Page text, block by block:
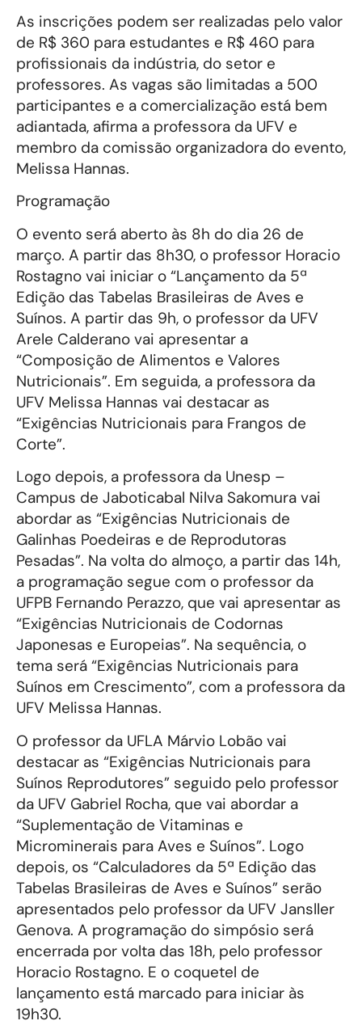
As inscrições podem ser realizadas pelo valor
de R$ 360 para estudantes e R$ 460 para
profissionais da indústria, do setor e
professores. As vagas são limitadas a 500
participantes e a comercialização está bem
adiantada, afirma a professora da UFV e
membro da comissão organizadora do evento,
Melissa Hannas.
Programação
O evento será aberto às 8h do dia 26 de
março. A partir das 8h30, o professor Horacio
Rostagno vai iniciar o “Lançamento da 5ª
Edição das Tabelas Brasileiras de Aves e
Suínos. A partir das 9h, o professor da UFV
Arele Calderano vai apresentar a
“Composição de Alimentos e Valores
Nutricionais”. Em seguida, a professora da
UFV Melissa Hannas vai destacar as
“Exigências Nutricionais para Frangos de
Corte”.
Logo depois, a professora da Unesp –
Campus de Jaboticabal Nilva Sakomura vai
abordar as “Exigências Nutricionais de
Galinhas Poedeiras e de Reprodutoras
Pesadas”. Na volta do almoço, a partir das 14h,
a programação segue com o professor da
UFPB Fernando Perazzo, que vai apresentar as
“Exigências Nutricionais de Codornas
Japonesas e Europeias”. Na sequência, o
tema será “Exigências Nutricionais para
Suínos em Crescimento”, com a professora da
UFV Melissa Hannas.
O professor da UFLA Márvio Lobão vai
destacar as “Exigências Nutricionais para
Suínos Reprodutores” seguido pelo professor
da UFV Gabriel Rocha, que vai abordar a
“Suplementação de Vitaminas e
Microminerais para Aves e Suínos”. Logo
depois, os “Calculadores da 5ª Edição das
Tabelas Brasileiras de Aves e Suínos” serão
apresentados pelo professor da UFV Jansller
Genova. A programação do simpósio será
encerrada por volta das 18h, pelo professor
Horacio Rostagno. E o coquetel de
lançamento está marcado para iniciar às
19h30.